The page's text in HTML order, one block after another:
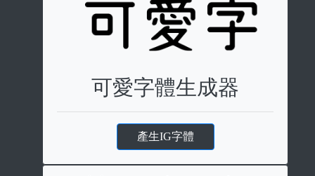
可愛字體生成器
產生IG字體